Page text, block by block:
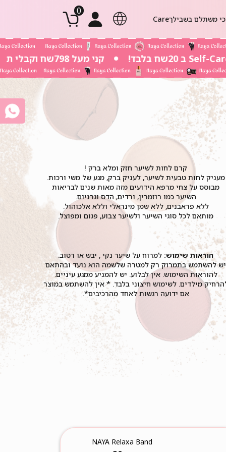
משתלם בשבילךBody Care שפתיים אודמים 5ml מברשות וריסים
0
קני מעל 798שח וקבלי תיק חוף גדול במתנה
קרם לחות לשיער חזק ומלא ברק !
מעניק לחות טבעית לשיער, לעניק ברק, מגע של משי ורכות.
מבוסס על צחי מרפא הידועים מזה מאות שנים לבריאות
השיער כמו רוזמרין, ורדים, הדס וגרניום.
ללא פראבנים, ללא שמן מינראלי וללא אלכוהול.
מותאם לכל סוגי השיער ולשיער צבוע, פגום ומפוצל.
הוראות שימוש: למרוח על שיער נקי , יבש או רטוב.
יש להשתמש בתמרוק רק למטרה שלשמה הוא נועד ובהתאם
להוראות השימוש. אין לבלוע. יש להמניע ממגע עיניים.
מילדים. לשימוש חיצוני בלבד. * אין להשתמש במוצר
אם ידועה רגשות לאחד מהרכיבים*.
NAYA Relaxa Band